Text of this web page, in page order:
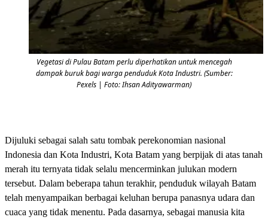
Vegetasi di Pulau Batam perlu diperhatikan untuk mencegah
dampak buruk bagi warga penduduk Kota Industri. (Sumber:
Pexels | Foto: Ihsan Adityawarman)
Dijuluki sebagai salah satu tombak perekonomian nasional
Indonesia dan Kota Industri, Kota Batam yang berpijak di atas tanah
merah itu ternyata tidak selalu mencerminkan julukan modern
tersebut. Dalam beberapa tahun terakhir, penduduk wilayah Batam
telah menyampaikan berbagai keluhan berupa panasnya udara dan
cuaca yang tidak menentu. Pada dasarnya, sebagai manusia kita